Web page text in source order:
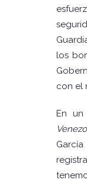
los
con el
En